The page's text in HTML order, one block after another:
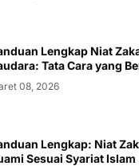
Lengkap Niat
Tata Cara yang
08, 2026
Lengkap: Niat
Sesuai Syariat Islam